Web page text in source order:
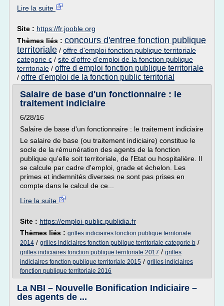
Lire la suite
Site : https://fr.jooble.org
Thèmes liés : concours d'entree fonction publique
territoriale / offre d'emploi fonction publique territoriale
categorie c / site d'offre d'emploi de la fonction publique
territoriale / offre d emploi fonction publique territoriale
/ offre d'emploi de la fonction public territorial
Salaire de base d'un fonctionnaire : le
traitement indiciaire
6/28/16
Salaire de base d'un fonctionnaire : le traitement indiciaire
Le salaire de base (ou traitement indiciaire) constitue le
socle de la rémunération des agents de la fonction
publique qu'elle soit territoriale, de l'Etat ou hospitalière. Il
se calcule par cadre d'emploi, grade et échelon. Les
primes et indemnités diverses ne sont pas prises en
compte dans le calcul de ce...
Lire la suite
Site : https://emploi-public.publidia.fr
Thèmes liés : grilles indiciaires fonction publique territoriale
2014 / grilles indiciaires fonction publique territoriale categorie b /
grilles indiciaires fonction publique territoriale 2017 / grilles
indiciaires fonction publique territoriale 2015 / grilles indiciaires
fonction publique territoriale 2016
La NBI – Nouvelle Bonification Indiciaire –
des agents de ...